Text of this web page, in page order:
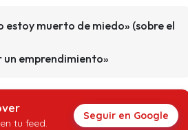
estoy muerto de miedo» (sobre el
un emprendimiento»
tu feed.
Seguir en Google